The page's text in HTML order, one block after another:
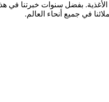
بفضل سنوات خبرتنا في
في جميع أنحاء العالم.